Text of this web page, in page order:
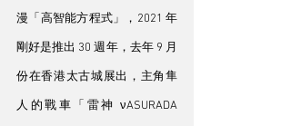
漫「高智能方程式」，2021 年
剛好是推出 30 週年，去年 9 月
份在香港太古城展出，主角隼
人的戰車「雷神 νASURADA